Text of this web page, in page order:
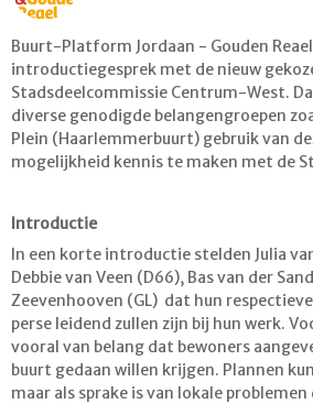
Buurt-Platform Jordaan - Gouden
introductiegesprek met de nieuw
Stadsdeelcommissie Centrum-West.
diverse genodigde belangengroepen
Plein (Haarlemmerbuurt) gebruik van
mogelijkheid kennis te maken met de
Introductie
In een korte introductie stelden Julia
Debbie van Veen (D66), Bas van der
Zeevenhooven (GL) dat hun
perse leidend zullen zijn bij hun werk.
vooral van belang dat bewoners
buurt gedaan willen krijgen. Plannen
maar als sprake is van lokale